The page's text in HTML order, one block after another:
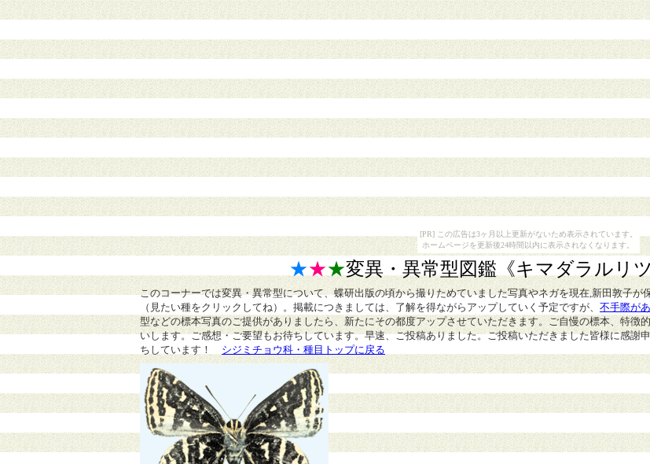
[PR] この広告は3ヶ月以上更新がないため表示されています。
ホームページを更新後24時間以内に表示されなくなります。
★★★変異・異常型図鑑 《キマダラルリ
このコーナーでは変異・異常型について、蝶研出版の頃から撮りためていました写真やネガを現在,新田敦子
（見たい種をクリックしてね）。掲載につきましては、了解を得ながらアップしていく予定ですが、 不手際が
型などの標本写真のご提供がありましたら、新たにその都度アップさせていただきます。ご自慢の標本、特徴
いします。ご感想・ご要望もお待ちしています。早速、ご投稿ありました。ご投稿いただきました皆様に感謝
ちしています！
シジミチョウ科・種目トップに戻る